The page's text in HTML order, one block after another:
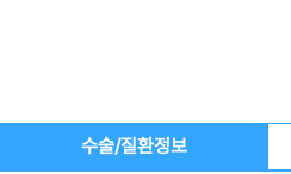
수술/질환정보